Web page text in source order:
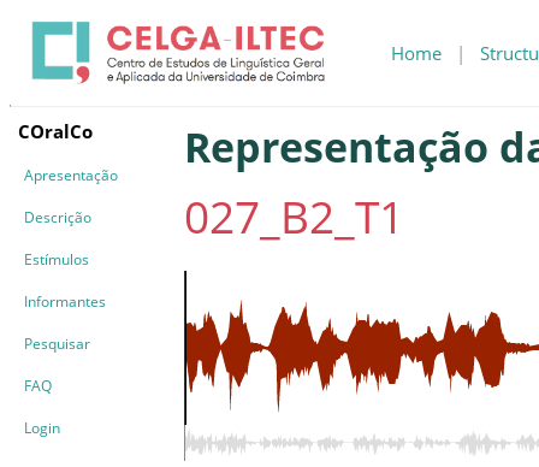
Home |
COralCo
Apresentação
Descrição
Estímulos
Informantes
Pesquisar
FAQ
Login
Representação
027_B2_T1